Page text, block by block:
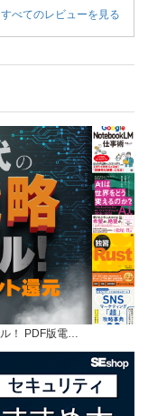
すべてのレビューを見る
！ PDF版電…